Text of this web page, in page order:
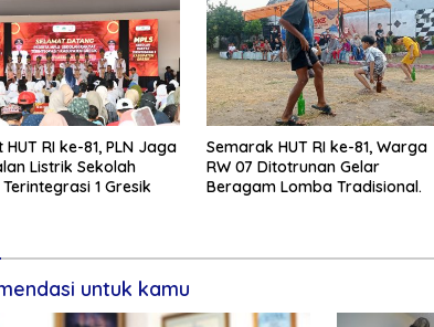
RI ke-81, PLN Jaga
Listrik Sekolah
1 Gresik
Semarak HUT RI ke-81, Warga
RW 07 Ditotrunan Gelar
Beragam Lomba Tradisional.
untuk kamu